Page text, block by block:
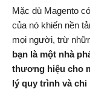
Mặc dù Magento
của nó khiến nền
mọi người, trừ
bạn là một nhà
thương hiệu cho
lý quy trình và chi